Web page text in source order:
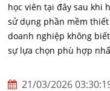
học viên tại đây sau khi
sử dụng phần mềm
doanh nghiệp không
sự lựa chọn phù hợp
21/03/2026